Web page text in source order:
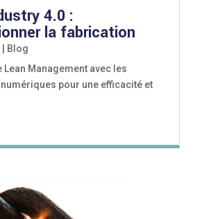
4.0 :
la fabrication
|
Blog
Lean Management avec les
pour une efficacité et